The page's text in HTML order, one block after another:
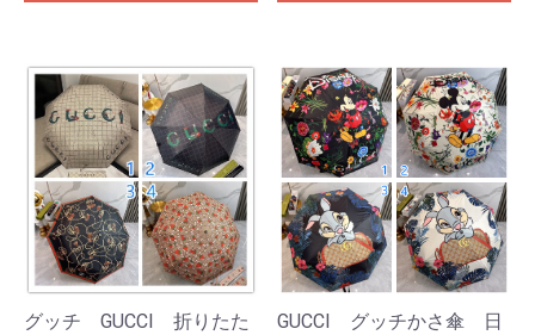
グッチ GUCCI 折りたた
GUCCI グッチかさ傘 日